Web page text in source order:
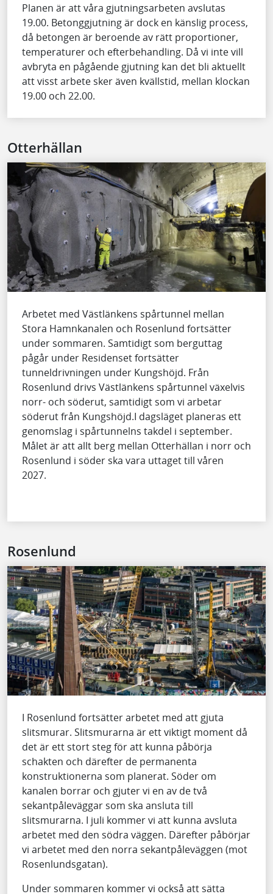
Planen är att våra gjutningsarbeten avslutas
19.00. Betonggjutning är dock en känslig process,
då betongen är beroende av rätt proportioner,
temperaturer och efterbehandling. Då vi inte vill
avbryta en pågående gjutning kan det bli aktuellt
att visst arbete sker även kvällstid, mellan klockan
19.00 och 22.00.
Otterhällan
Arbetet med Västlänkens spårtunnel mellan
Stora Hamnkanalen och Rosenlund fortsätter
under sommaren. Samtidigt som berguttag
pågår under Residenset fortsätter
tunneldrivningen under Kungshöjd. Från
Rosenlund drivs Västlänkens spårtunnel växelvis
norr- och söderut, samtidigt som vi arbetar
söderut från Kungshöjd.I dagsläget planeras ett
genomslag i spårtunnelns takdel i september.
Målet är att allt berg mellan Otterhällan i norr och
Rosenlund i söder ska vara uttaget till våren
2027.
Rosenlund
I Rosenlund fortsätter arbetet med att gjuta
slitsmurar. Slitsmurarna är ett viktigt moment då
det är ett stort steg för att kunna påbörja
schakten och därefter de permanenta
konstruktionerna som planerat. Söder om
kanalen borrar och gjuter vi en av de två
sekantpåleväggar som ska ansluta till
slitsmurarna. I juli kommer vi att kunna avsluta
arbetet med den södra väggen. Därefter påbörjar
vi arbetet med den norra sekantpåleväggen (mot
Rosenlundsgatan).
Under sommaren kommer vi också att sätta